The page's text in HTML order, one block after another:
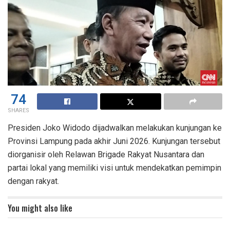
74
SHARES
Presiden Joko Widodo dijadwalkan melakukan kunjungan ke
Provinsi Lampung pada akhir Juni 2026. Kunjungan tersebut
diorganisir oleh Relawan Brigade Rakyat Nusantara dan
partai lokal yang memiliki visi untuk mendekatkan pemimpin
dengan rakyat.
You might also like